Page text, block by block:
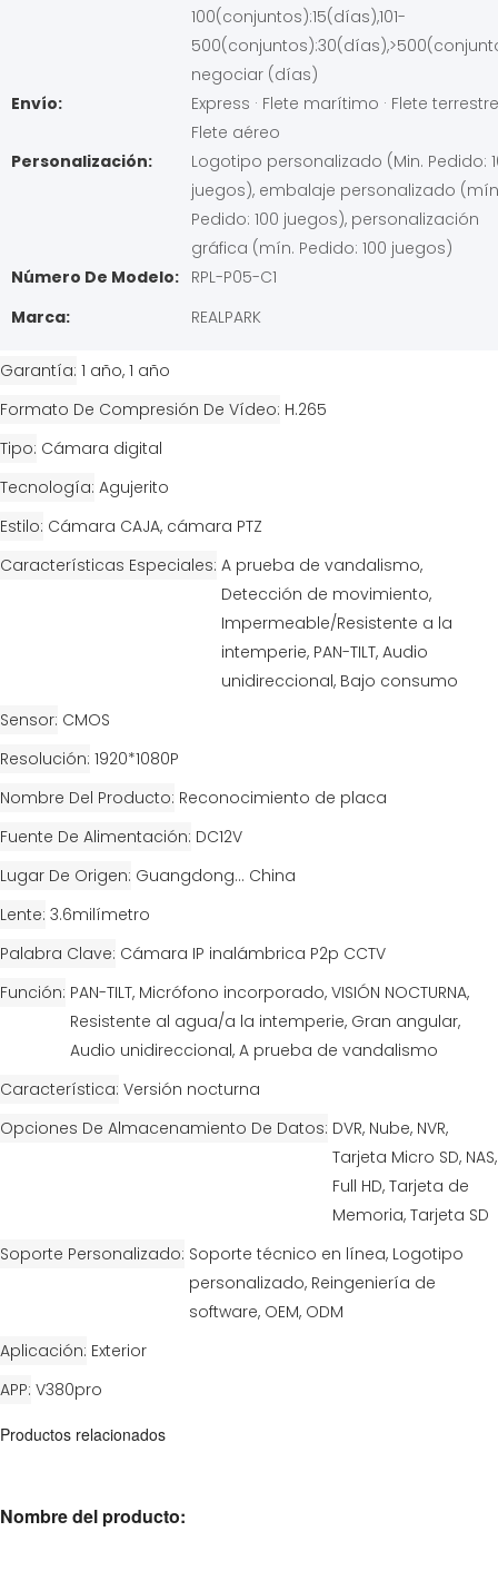
100(conjuntos):15(días),101-
negociar (días)
Envío:
Express · Flete marítimo · Flete terrestre
Flete aéreo
Personalización:
Logotipo personalizado (Min. Pedido:
juegos), embalaje personalizado
Pedido: 100 juegos), personalización
gráfica (mín. Pedido: 100 juegos)
Número De Modelo: RPL-P05-C1
Marca:
REALPARK
Garantía 1 año, 1 año
Formato De Compresión De Vídeo H.265
Tipo Cámara digital
Tecnología Agujerito
Estilo Cámara CAJA, cámara PTZ
Características Especiales A prueba de vandalismo,
Detección de movimiento,
Impermeable/Resistente a la
intemperie, PAN-TILT, Audio
unidireccional, Bajo consumo
Sensor CMOS
Resolución 1920*1080P
Nombre Del Producto Reconocimiento de placa
Fuente De Alimentación DC12V
Lugar De Origen Guangdong... China
Lente 3.6milímetro
Palabra Clave Cámara IP inalámbrica P2p CCTV
Función PAN-TILT, Micrófono incorporado, VISIÓN NOCTURNA,
Resistente al agua/a la intemperie, Gran angular,
Audio unidireccional, A prueba de vandalismo
Característica Versión nocturna
Opciones De Almacenamiento De Datos DVR, Nube, NVR,
Tarjeta Micro SD, NAS,
Full HD, Tarjeta de
Memoria, Tarjeta SD
Soporte Personalizado Soporte técnico en línea, Logotipo
personalizado, Reingeniería de
software, OEM, ODM
Aplicación Exterior
APP V380pro
Productos relacionados
Nombre del producto: